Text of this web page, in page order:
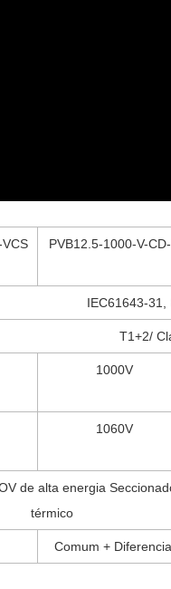
PVB12.5-1000-V-
IEC61643-31,
T1+2/
1000V
1060V
de alta energia
térmico
Comum +